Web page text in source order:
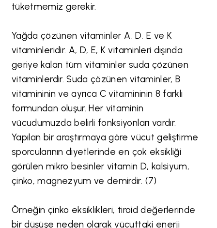
tüketmemiz gerekir.
Yağda çözünen vitaminler A, D, E ve K
vitaminleridir. A, D, E, K vitaminleri dışında
geriye kalan tüm vitaminler suda çözünen
vitaminlerdir. Suda çözünen vitaminler, B
vitamininin ve ayrıca C vitamininin 8 farklı
formundan oluşur. Her vitaminin
vücudumuzda belirli fonksiyonları vardır.
Yapılan bir araştırmaya göre vücut geliştirme
sporcularının diyetlerinde en çok eksikliği
görülen mikro besinler vitamin D, kalsiyum,
çinko, magnezyum ve demirdir. (7)
Örneğin çinko eksiklikleri, tiroid değerlerinde
bir düşüşe neden olarak vücuttaki enerji